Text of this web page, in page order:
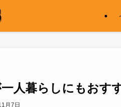
人暮らしにもおす
月7日